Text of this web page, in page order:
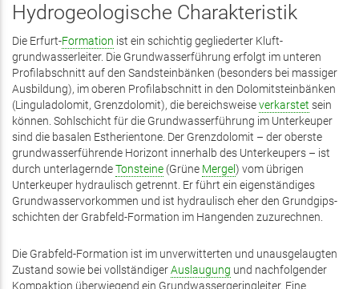
Hydrogeologische Charakteristik
Die Erfurt-Formation ist ein schichtig gegliederter Kluft­
grundwasser­leiter. Die Grundwasser­führung erfolgt im unteren
Profilabschnitt auf den Sandstein­bänken (besonders bei massiger
Ausbildung), im oberen Profil­abschnitt in den Dolomit­stein­bänken
(Linguladolomit, Grenzdolomit), die bereichsweiseverkarstet sein
können. Sohl­schicht für die Grund­wasser­führung im Unterkeuper
sind die basalen Estherientone. Der Grenzdolomit – der oberste
grundwasserführende Horizont inner­halb des Unterkeupers – ist
durch unterlagerndeTonsteine (Grüne Mergel) vom übrigen
Unterkeuper hydraulisch getrennt. Er führt ein eigenständiges
Grund­wasser­­vorkommen und ist hydraulisch eher den Grundgips­
schichten der Grabfeld-Formation im Hangenden zuzurechnen.
Die Grabfeld-Formation ist im unverwitterten und unausgelaugten
Zustand sowie bei vollständigerAuslaugung und nach­fol­gender